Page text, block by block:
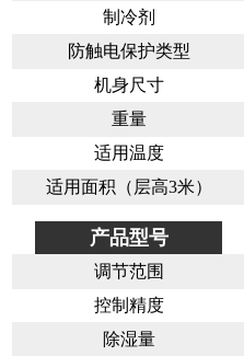
制冷剂
防触电保护类型
机身尺寸
重量
适用温度
适用面积（层高3米）
产品型号
调节范围
控制精度
除湿量